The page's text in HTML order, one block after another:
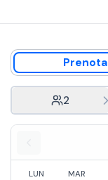
Prenota
2
LUN MAR